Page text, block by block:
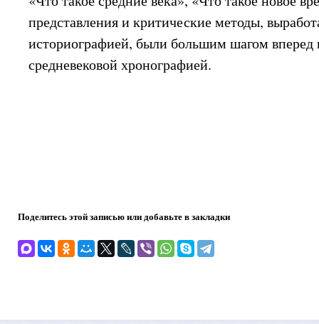
представления и критические методы,
историографией, были большим шагом вперед
средневековой хронографией.
Поделитесь этой записью или добавьте в закладки